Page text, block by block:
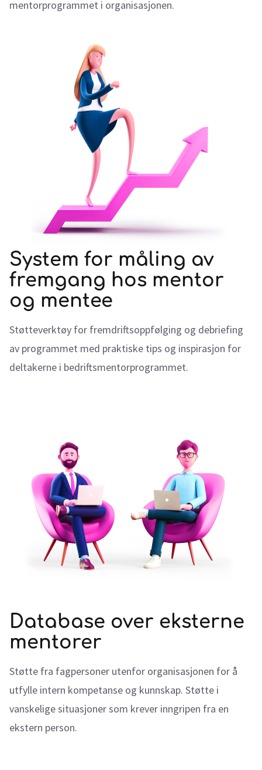
mentorprogrammet i organisasjonen.
System for måling av
fremgang hos mentor
og mentee
Støtteverktøy for fremdriftsoppfølging og debriefing
av programmet med praktiske tips og inspirasjon for
deltakerne i bedriftsmentorprogrammet.
Database over eksterne
mentorer
Støtte fra fagpersoner utenfor organisasjonen for å
utfylle intern kompetanse og kunnskap. Støtte i
vanskelige situasjoner som krever inngripen fra en
ekstern person.